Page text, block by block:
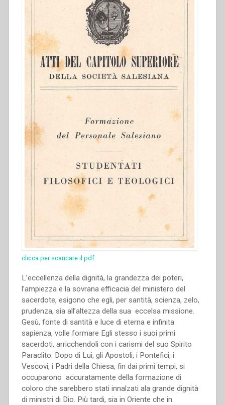
clicca per scaricare il pdf
L’eccellenza della dignità, la grandezza dei poteri,
l’ampiezza e la sovrana efficacia del ministero del
sacerdote, esigono che egli, per santità, scienza, zelo,
prudenza, sia all’altezza della sua eccelsa missione.
Gesù, fonte di santità e luce di eterna e infinita
sapienza, volle formare Egli stesso i suoi primi
sacerdoti, arricchendoli con i carismi del suo Spirito
Paraclito. Dopo di Lui, gli Apostoli, i Pontefici, i
Vescovi, i Padri della Chiesa, fin dai primi tempi, si
occuparono accuratamente della formazione di
coloro che sarebbero stati innalzati ala grande dignità
di ministri di Dio. Più tardi, sia in Oriente che in